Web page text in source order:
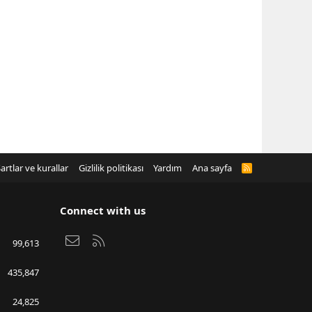
ve kurallar Gizlilik politikası Yardım Ana sayfa
R
99,613
435,847
24,825
Connect with us
Bize ulaşın